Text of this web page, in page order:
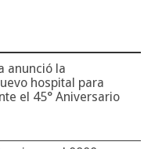
anunció la
hospital para
el 45° Aniversario